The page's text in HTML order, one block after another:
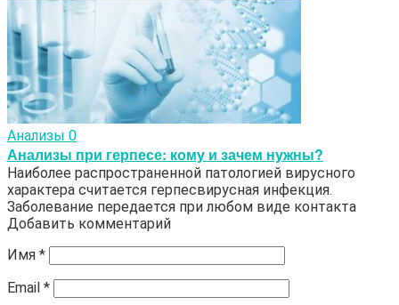
Анализы 0
Анализы при герпесе: кому и зачем нужны?
Наиболее распространенной патологией вирусного
характера считается герпесвирусная инфекция.
Заболевание передается при любом виде контакта
Добавить комментарий
Имя *
Email *